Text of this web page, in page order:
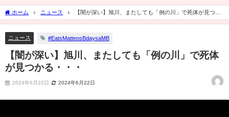
ホーム ニュース
【闇が深い】旭川、またしても「例の川」で死体が見つか
る・・・
ニュース #EatsMatteosBdaysaMB
【闇が深い】旭川、またしても「例の川」で死体
が見つかる・・・
2024年6月22日 2024年6月22日